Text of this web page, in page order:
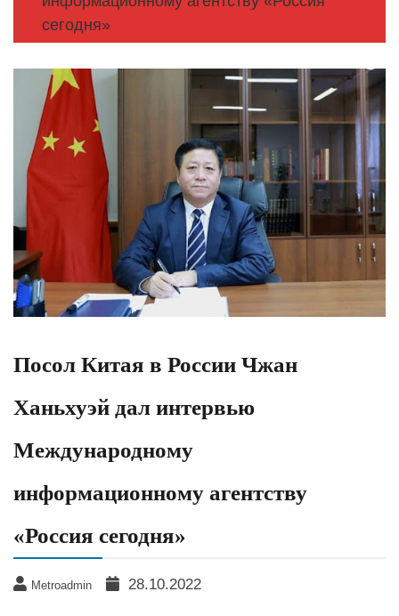
сегодня»
Посол Китая в России Чжан
Ханьхуэй дал интервью
Международному
информационному агентству
«Россия сегодня»
Metroadmin 28.10.2022